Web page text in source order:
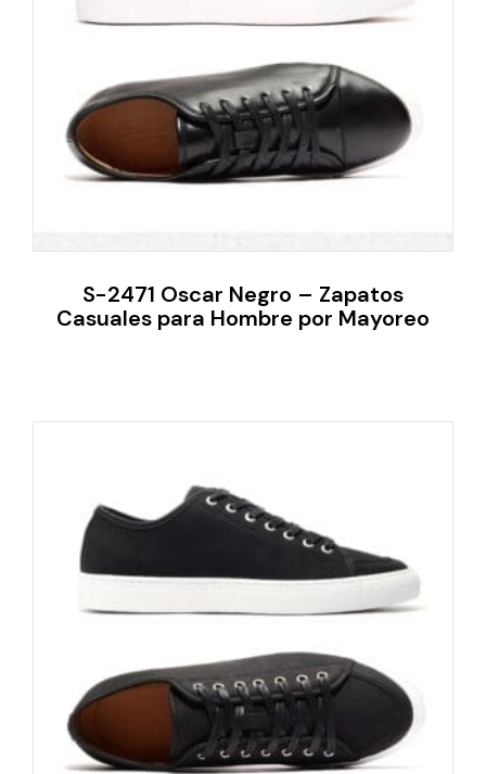
S-2471 Oscar Negro – Zapatos
Casuales para Hombre por Mayoreo